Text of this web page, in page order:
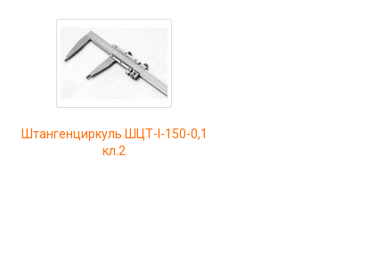
Штангенциркуль ШЦТ-I-150-0,1
кл.2